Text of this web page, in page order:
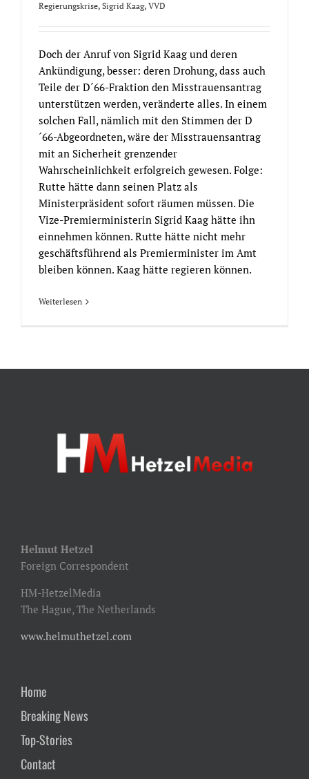
Regierungskrise, Sigrid Kaag, VVD
Doch der Anruf von Sigrid Kaag und deren
Ankündigung, besser: deren Drohung, dass auch
Teile der D´66-Fraktion den Misstrauensantrag
unterstützen werden, veränderte alles. In einem
solchen Fall, nämlich mit den Stimmen der D
´66-Abgeordneten, wäre der Misstrauensantrag
mit an Sicherheit grenzender
Wahrscheinlichkeit erfolgreich gewesen. Folge:
Rutte hätte dann seinen Platz als
Ministerpräsident sofort räumen müssen. Die
Vize-Premierministerin Sigrid Kaag hätte ihn
einnehmen können. Rutte hätte nicht mehr
geschäftsführend als Premierminister im Amt
bleiben können. Kaag hätte regieren können.
Weiterlesen
Helmut Hetzel
Foreign Correspondent
HM-HetzelMedia
The Hague, The Netherlands
www.helmuthetzel.com
Home
Breaking News
Top-Stories
Contact